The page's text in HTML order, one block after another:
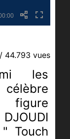
/ 44.793 vues
les
figure
Touch